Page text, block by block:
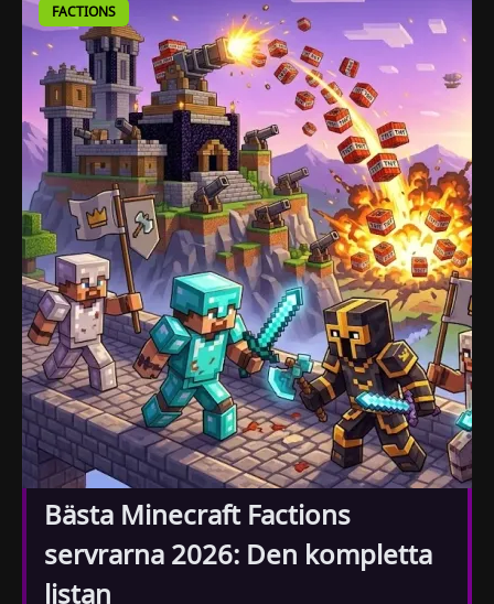
FACTIONS
Bästa Minecraft Factions
servrarna 2026: Den kompletta
listan